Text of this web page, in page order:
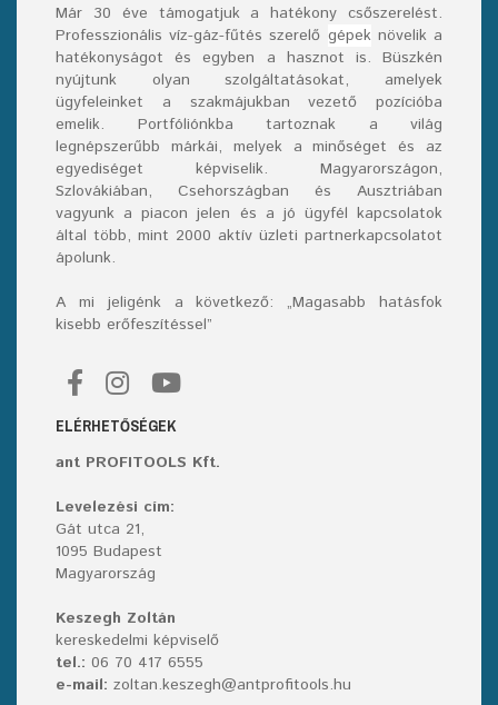
Már 30 éve támogatjuk a hatékony csőszerelést.
Professzionális víz-gáz-fűtés szerelő gépeknövelik a
hatékonyságot és egyben a hasznot is. Büszkén
nyújtunk olyan szolgáltatásokat, amelyek
ügyfeleinket a szakmájukban vezető pozícióba
emelik. Portfóliónkba tartoznak a világ
legnépszerűbb márkái, melyek a minőséget és az
egyediséget képviselik. Magyarországon,
Szlovákiában, Csehországban és Ausztriában
vagyunk a piacon jelen és a jó ügyfél kapcsolatok
által több, mint 2000 aktív üzleti partnerkapcsolatot
ápolunk.
A mi jeligénk a következő: „Magasabb hatásfok
kisebb erőfeszítéssel”
ELÉRHETŐSÉGEK
ant PROFITOOLS Kft.
Levelezési cím:
Gát utca 21,
1095 Budapest
Magyarország
Keszegh Zoltán
kereskedelmi képviselő
tel.: 06 70 417 6555
e-mail: zoltan.keszegh@antprofitools.hu